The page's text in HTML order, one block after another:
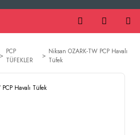
PCP
TÜFEKLER
Niksan OZARK-TW PCP Havalı
Tüfek